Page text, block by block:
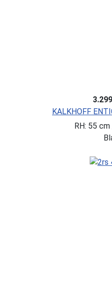
KALKHOFF
RH: 55